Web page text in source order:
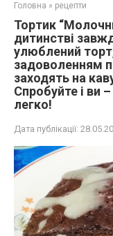
Головна » рецепти
Тортик
дитинстві
улюблений
задоволенням
заходять на
Спробуйте і ви
легко!
Дата публікації: